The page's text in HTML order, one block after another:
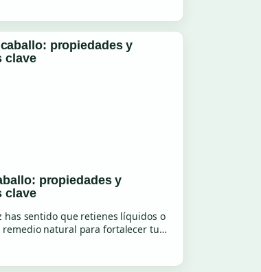
propiedades y
clave
has sentido que retienes líquidos o
remedio natural para fortalecer tu…